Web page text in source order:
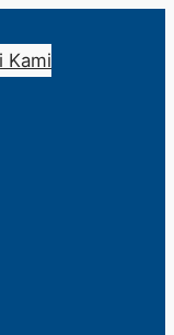
Kami